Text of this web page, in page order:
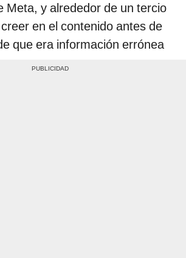
Meta, y alrededor de un tercio
en el contenido antes de
que era información errónea